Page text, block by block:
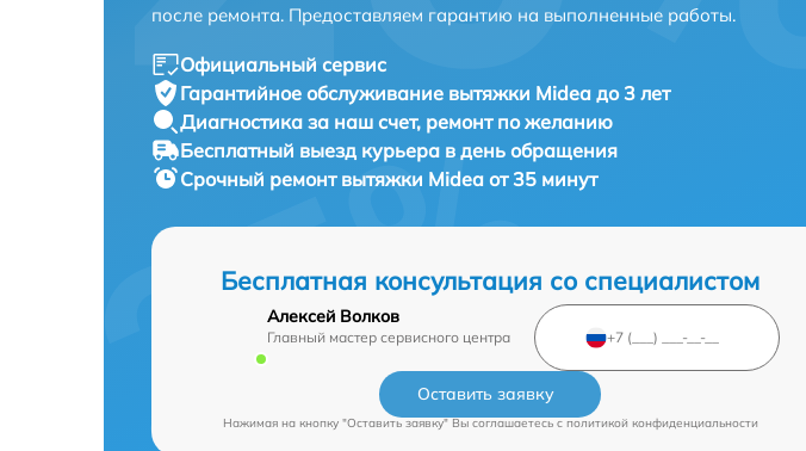
после ремонта. Предоставляем гарантию на выполненные работы.
Официальный сервис
Гарантийное обслуживание вытяжки Midea до 3 лет
Диагностика за наш счет, ремонт по желанию
Бесплатный выезд курьера в день обращения
Срочный ремонт вытяжки Midea от 35 минут
Бесплатная консультация со специалистом
Алексей Волков
Главный мастер сервисного центра
Оставить заявку
Нажимая на кнопку "Оставить заявку" Вы соглашаетесь cполитикой конфиденциальности